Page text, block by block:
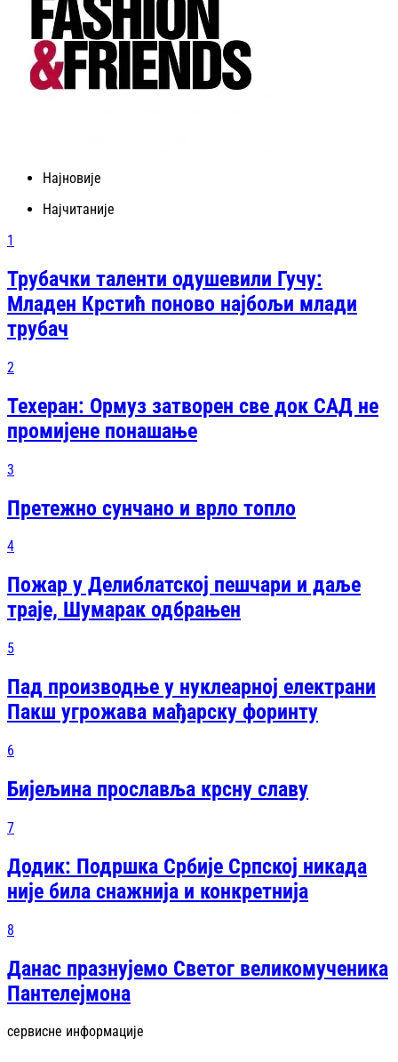
Најновије
Најчитаније
1
Трубачки таленти одушевили Гучу:
Младен Крстић поново најбољи млади
трубач
2
Техеран: Ормуз затворен све док САД не
промијене понашање
3
Претежно сунчано и врло топло
4
Пожар у Делиблатској пешчари и даље
траје, Шумарак одбрањен
5
Пад производње у нуклеарној електрани
Пакш угрожава мађарску форинту
6
Бијељина прославља крсну славу
7
Додик: Подршка Србије Српској никада
није била снажнија и конкретнија
8
Данас празнујемо Светог великомученика
Пантелејмона
сервисне информације